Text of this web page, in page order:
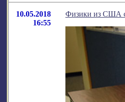
10.05.2018
16:55
Физики из США